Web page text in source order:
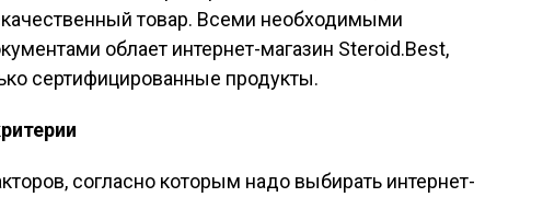
товар. Всеми необходимыми
облает интернет-магазин Steroid.Best,
сертифицированные продукты.
согласно которым надо выбирать интернет-